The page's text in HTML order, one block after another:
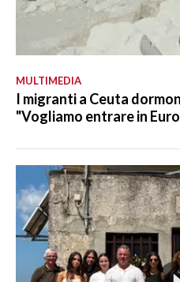
MULTIMEDIA
I migranti a Ceuta
"Vogliamo entrare in